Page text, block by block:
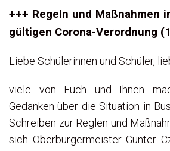
+++ Regeln und Maßnahmen
gültigen Corona-Verordnung
Liebe Schülerinnen und Schüler,
viele von Euch und Ihnen
Gedanken über die Situation in
Schreiben zur Reglen und
sich Oberbürgermeister Gunter